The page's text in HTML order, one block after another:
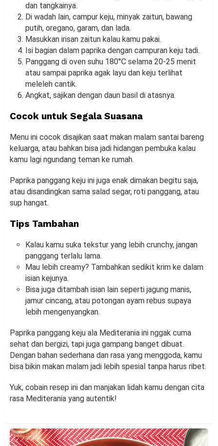
dan tangkainya.
Di wadah lain, campur keju, minyak zaitun, bawang
putih, oregano, garam, dan lada.
Masukkan irisan zaitun kalau kamu pakai.
Isi bagian dalam paprika dengan campuran keju tadi.
Panggang di oven suhu 180°C selama 20-25 menit
atau sampai paprika agak layu dan keju terlihat
meleleh cantik.
Angkat, sajikan dengan daun basil di atasnya.
Cocok untuk Segala Suasana
Menu ini cocok disajikan saat makan malam santai bareng
keluarga, atau bahkan bisa jadi hidangan pembuka kalau
kamu lagi ngundang teman ke rumah.
Paprika panggang keju ini juga enak dimakan begitu saja,
atau disandingkan sama salad segar, roti panggang, atau
sup hangat.
Tips Tambahan
Kalau kamu suka tekstur yang lebih crunchy, jangan
panggang terlalu lama.
Mau lebih creamy? Tambahkan sedikit krim ke dalam
isian kejunya.
Bisa juga ditambah isian lain seperti jagung manis,
jamur cincang, atau potongan ayam rebus supaya
lebih mengenyangkan.
Paprika panggang keju ala Mediterania ini nggak cuma
sehat dan bergizi, tapi juga gampang banget dibuat.
Dengan bahan sederhana dan rasa yang menggoda, kamu
bisa bikin makan malam jadi lebih spesial tanpa harus ribet.
Yuk, cobain resep ini dan manjakan lidah kamu dengan cita
rasa Mediterania yang autentik!